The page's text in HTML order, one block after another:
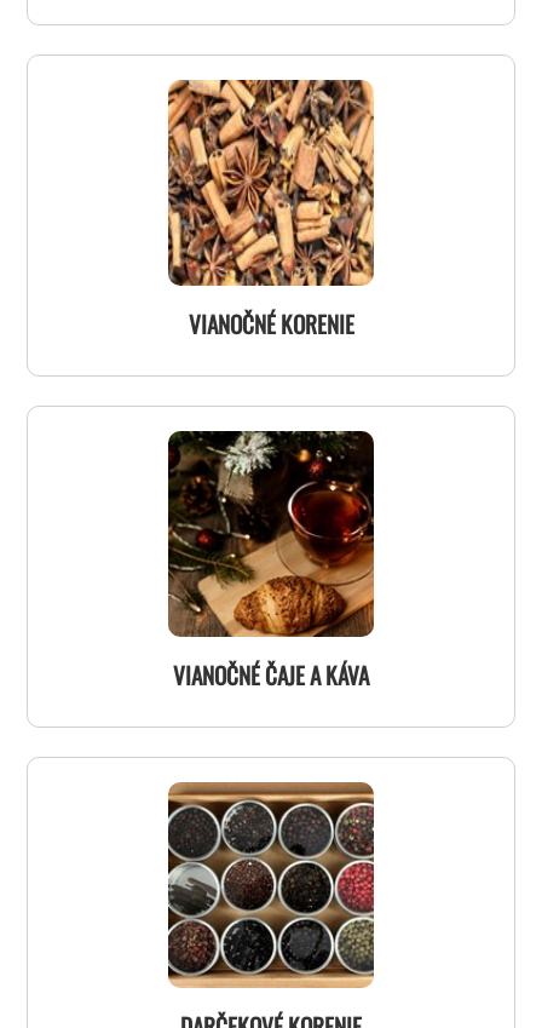
VIANOČNÉ KORENIE
VIANOČNÉ ČAJE A KÁVA